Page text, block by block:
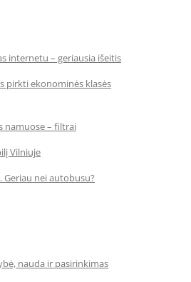
internetu – geriausia išeitis
pirkti ekonominės klasės
namuose – filtrai
Vilniuje
nei autobusu?
nauda ir pasirinkimas